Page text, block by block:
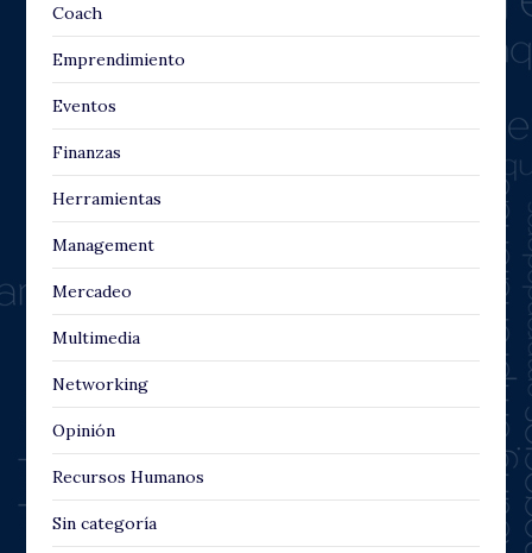
Coach
Emprendimiento
Eventos
Finanzas
Herramientas
Management
Mercadeo
Multimedia
Networking
Opinión
Recursos Humanos
Sin categoría